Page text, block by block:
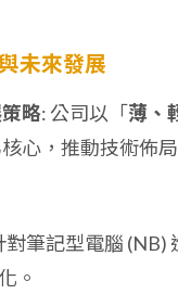
未來發展
略: 公司以「薄、
心，推動技術佈
對筆記型電腦 (NB)
。